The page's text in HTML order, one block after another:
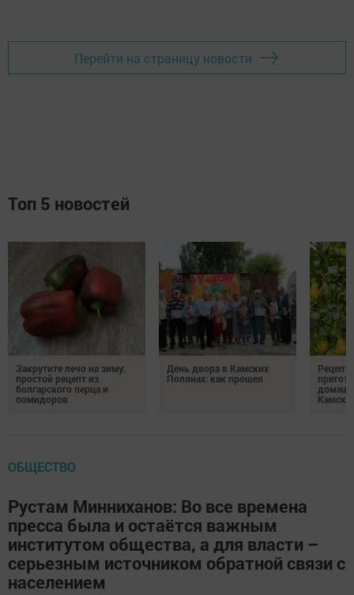
Перейти на страницу новости
Топ 5 новостей
Закрутите лечо на зиму:
простой рецепт из
болгарского перца и
помидоров
День двора в Камских
Полянах: как прошел
ОБЩЕСТВО
Рустам Минниханов: Во все времена
пресса была и остаётся важным
институтом общества, а для власти –
серьезным источником обратной связи с
населением